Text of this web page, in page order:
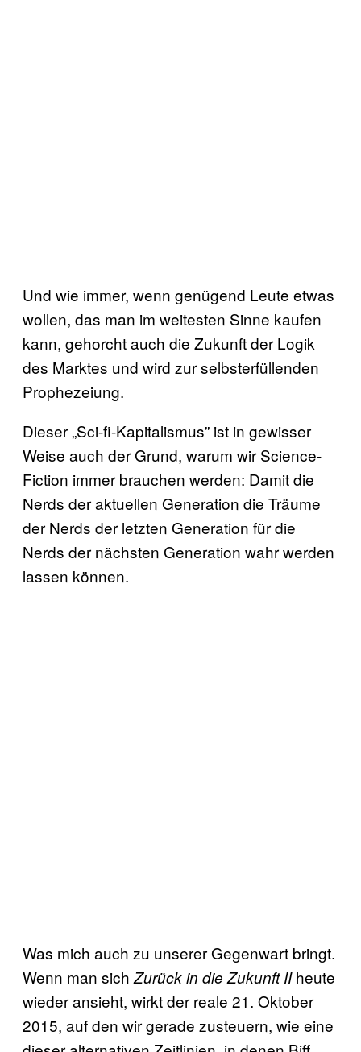
Und wie immer, wenn genügend Leute etwas
wollen, das man im weitesten Sinne kaufen
kann, gehorcht auch die Zukunft der Logik
des Marktes und wird zur selbsterfüllenden
Prophezeiung.
Dieser „Sci-fi-Kapitalismus” ist in gewisser
Weise auch der Grund, warum wir Science-
Fiction immer brauchen werden: Damit die
Nerds der aktuellen Generation die Träume
der Nerds der letzten Generation für die
Nerds der nächsten Generation wahr werden
lassen können.
Was mich auch zu unserer Gegenwart bringt.
Wenn man sich Zurück in die Zukunft IIheute
wieder ansieht, wirkt der reale 21. Oktober
2015, auf den wir gerade zusteuern, wie eine